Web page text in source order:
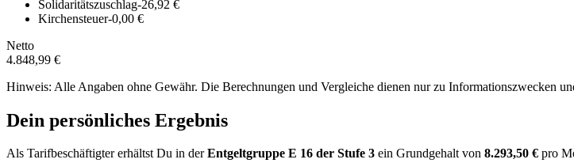
Solidaritätszuschlag-26,92 €
Kirchensteuer-0,00 €
Netto
4.848,99 €
Hinweis: Alle Angaben ohne Gewähr. Die Berechnungen und Vergleiche dienen nur zu Informationszwecken
Dein persönliches Ergebnis
Als Tarifbeschäftigter erhältst Du in derEntgeltgruppe E 16 der Stufe 3 ein Grundgehalt von 8.293,50 € pro